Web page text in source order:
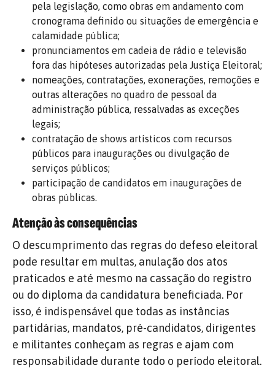
pela legislação, como obras em andamento com
cronograma definido ou situações de emergência e
calamidade pública;
pronunciamentos em cadeia de rádio e televisão
fora das hipóteses autorizadas pela Justiça Eleitoral;
nomeações, contratações, exonerações, remoções e
outras alterações no quadro de pessoal da
administração pública, ressalvadas as exceções
legais;
contratação de shows artísticos com recursos
públicos para inaugurações ou divulgação de
serviços públicos;
participação de candidatos em inaugurações de
obras públicas.
Atenção às consequências
O descumprimento das regras do defeso eleitoral
pode resultar em multas, anulação dos atos
praticados e até mesmo na cassação do registro
ou do diploma da candidatura beneficiada. Por
isso, é indispensável que todas as instâncias
partidárias, mandatos, pré-candidatos, dirigentes
e militantes conheçam as regras e ajam com
responsabilidade durante todo o período eleitoral.